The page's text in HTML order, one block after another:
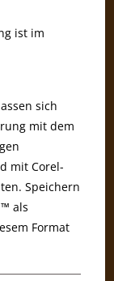
ist im
sich
mit dem
mit Corel-
Speichern
als
Format